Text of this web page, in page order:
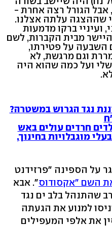
אבל הגורל רצה אחרת -
שההצגה עלתה אצלנו.
ועיניי ברקו מדמעות
מבית הקברות, לשם
השבעה על פטירתו,
וגם מרגשת, לא
ועל כמה שהוא היה
נגד הגרוש במשטרה?
חרדים עולים באש
מוגבלויות בחינוך,
נח קליגר על הספינה "פרזידנט
השם "אקסודוס". אבא
שהתנהל בלב ים נגד
למנוע את הגעתה
את אלפי המעפילים